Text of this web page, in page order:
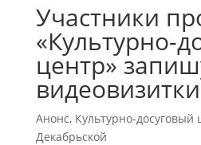
Участники
«Культурно-
центр»
видеовизитки
Анонс, Культурно-
Декабрьской